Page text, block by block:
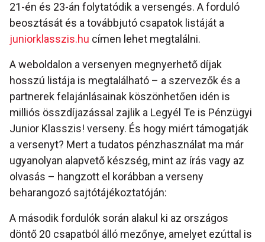
21-én és 23-án folytatódik a versengés. A forduló
beosztását és a továbbjutó csapatok listáját a
juniorklasszis.hu címen lehet megtalálni.
A weboldalon a versenyen megnyerhető díjak
hosszú listája is megtalálható – a szervezők és a
partnerek felajánlásainak köszönhetően idén is
milliós összdíjazással zajlik a Legyél Te is Pénzügyi
Junior Klasszis! verseny. És hogy miért támogatják
a versenyt? Mert a tudatos pénzhasználat ma már
ugyanolyan alapvető készség, mint az írás vagy az
olvasás – hangzott el korábban a verseny
beharangozó sajtótájékoztatóján:
A második fordulók során alakul ki az országos
döntő 20 csapatból álló mezőnye, amelyet ezúttal is